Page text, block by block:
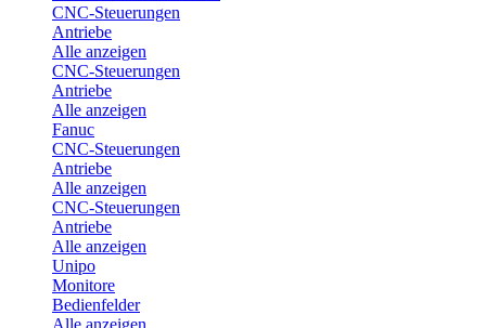
CNC-Steuerungen
Antriebe
Alle anzeigen
CNC-Steuerungen
Antriebe
Alle anzeigen
Fanuc
CNC-Steuerungen
Antriebe
Alle anzeigen
CNC-Steuerungen
Antriebe
Alle anzeigen
Unipo
Monitore
Bedienfelder
Alle anzeigen